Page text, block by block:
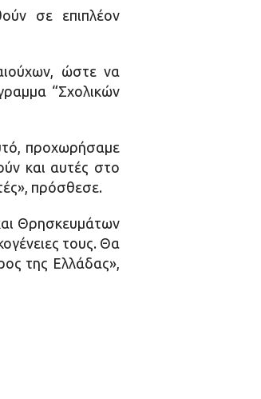
σε επιπλέον
ώστε να
“Σχολικών
προχωρήσαμε
και αυτές στο
πρόσθεσε.
Θρησκευμάτων
τους. Θα
της Ελλάδας»,